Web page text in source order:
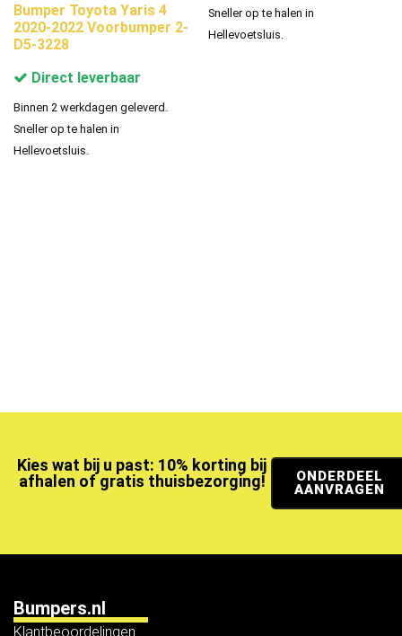
Bumper Toyota Yaris 4
2020-2022 Voorbumper 2-
D5-3228
Direct leverbaar
Binnen 2 werkdagen geleverd.
Sneller op te halen in
Hellevoetsluis.
Sneller op te halen in
Hellevoetsluis.
Kies wat bij u past: 10% korting bij
afhalen of gratis thuisbezorging!
ONDERDEEL
AANVRAGEN
Bumpers.nl
Klantbeoordelingen